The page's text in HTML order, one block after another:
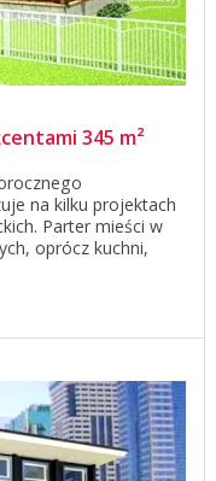
345 m²
na kilku projektach
Parter mieści w
oprócz kuchni,